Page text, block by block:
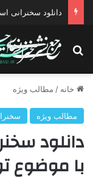
دانلود سخنرانی
جستجو برای
خانه / مطالب ویژه
مطالب ویژه
دانلود
با موضوع